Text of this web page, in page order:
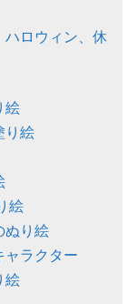
ハロウィン、休
絵
り絵
絵
ぬり絵
ャラクター
絵